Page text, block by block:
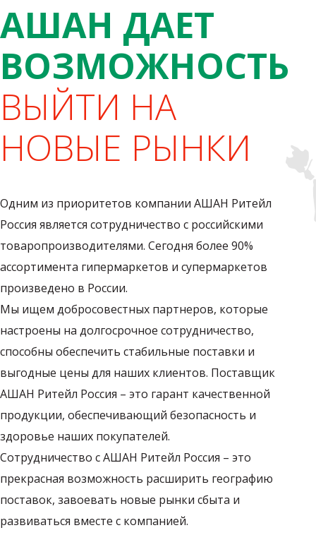
АШАН ДАЕТ
ВОЗМОЖНОСТЬ
ВЫЙТИ НА
НОВЫЕ РЫНКИ
Одним из приоритетов компании АШАН Ритейл
Россия является сотрудничество с российскими
товаропроизводителями. Сегодня более 90%
ассортимента гипермаркетов и супермаркетов
произведено в России.
Мы ищем добросовестных партнеров, которые
настроены на долгосрочное сотрудничество,
способны обеспечить стабильные поставки и
выгодные цены для наших клиентов. Поставщик
АШАН Ритейл Россия – это гарант качественной
продукции, обеспечивающий безопасность и
здоровье наших покупателей.
Сотрудничество с АШАН Ритейл Россия – это
прекрасная возможность расширить географию
поставок, завоевать новые рынки сбыта и
развиваться вместе с компанией.